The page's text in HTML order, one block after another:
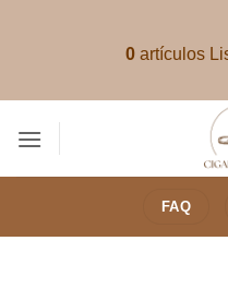
0artículos
FAQ